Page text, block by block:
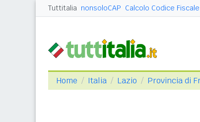
Tuttitalia nonsoloCAP Calcolo Codice Fiscale
Home Italia Lazio Provincia di